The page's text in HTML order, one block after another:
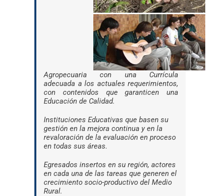
Agropecuaria con una Currícula
adecuada a los actuales requerimientos,
con contenidos que garanticen una
Educación de Calidad.
Instituciones Educativas que basen su
gestión en la mejora continua y en la
revaloración de la evaluación en proceso
en todas sus áreas.
Egresados insertos en su región, actores
en cada una de las tareas que generen el
crecimiento socio-productivo del Medio
Rural.